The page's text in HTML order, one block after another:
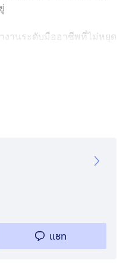
งานระดับมืออาชีพที่ไม่หยุด
กิจของคุณด้วยสำนักงาน
รีสแควร์ เขตปทุมวัน
Co-working สำนักงาน
ประทับใจ ศูนย์กลางด้าน
ไฟฟ้า MRT สามย่าน
สถานีรถไฟและสถานี
ะดวก และผู้ขับขี่รถยนต์ก็
วามสะดวกให้คุณได้ตั้งแต่
บกับพื้นที่ทำงานที่มีความ
แชท